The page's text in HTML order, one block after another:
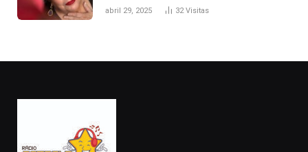
abril 29, 2025 32Visitas